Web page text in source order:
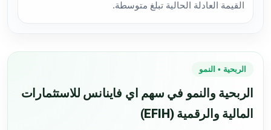
القيمة العادلة الحالية تبلغ متوسطة.
الربحية • النمو
الربحية والنمو في سهم اي فاينانس للاستثمارات
المالية والرقمية (EFIH)